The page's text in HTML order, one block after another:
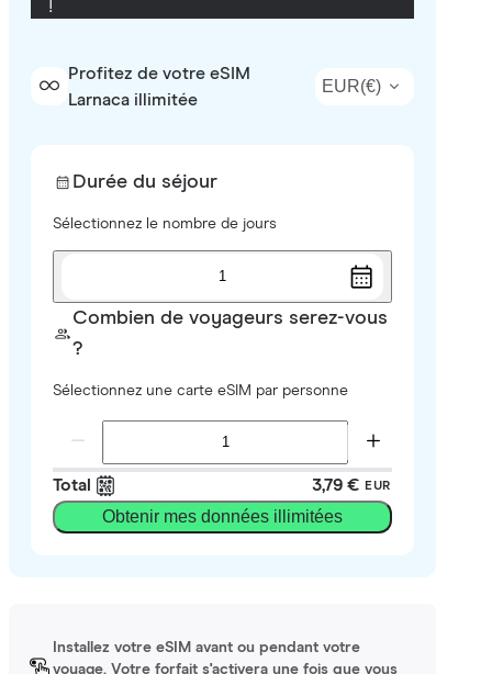
!
Profitez de votre eSIM
Larnaca illimitée
EUR(€)
Durée du séjour
Sélectionnez le nombre de jours
1
Combien de voyageurs serez-vous
?
Sélectionnez une carte eSIM par personne
Total 3,79 € EUR
Obtenir mes données illimitées
Installez votre eSIM avant ou pendant votre
voyage. Votre forfait s'activera une fois que vous